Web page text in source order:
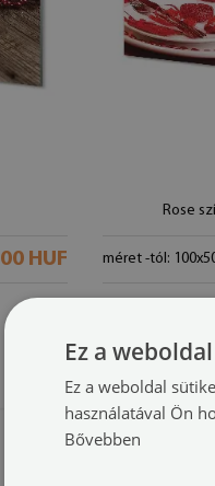
HUF
Rose
méret -tól:
Ez a
Ez a weboldal
használatával Ön
Bővebben